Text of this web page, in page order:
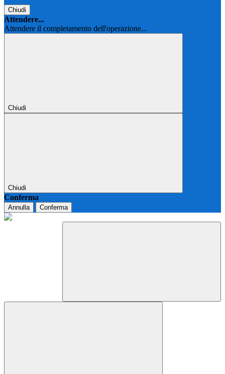
Chiudi
Attendere...
Attendere il completamento dell'operazione...
Chiudi
Chiudi
Conferma
Annulla Conferma